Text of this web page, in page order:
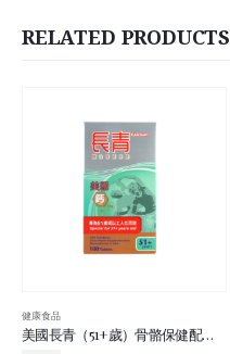
RELATED PRODUCTS
健康食品